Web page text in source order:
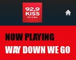
NOW PLAYING
WAY DOWN WE GO